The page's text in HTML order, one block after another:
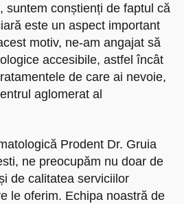
suntem conștienți de faptul că
este un aspect important
motiv, ne-am angajat să
accesibile, astfel încât
de care ai nevoie,
aglomerat al
Prodent Dr. Gruia
ne preocupăm nu doar de
de calitatea serviciilor
le oferim. Echipa noastră de